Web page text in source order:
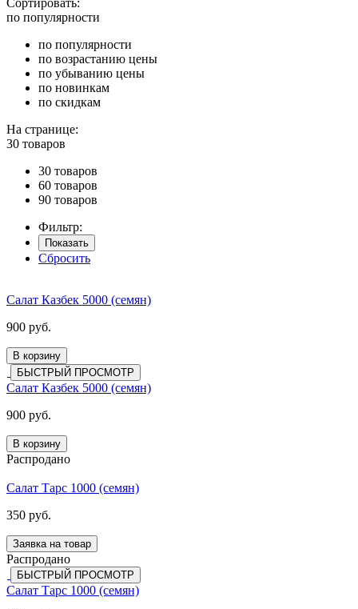
по популярности
по популярности
по возрастанию цены
по убыванию цены
по новинкам
по скидкам
На странице:
30 товаров
30 товаров
60 товаров
90 товаров
Фильтр:
Показать
Сбросить
Салат Казбек 5000 (семян)
900 руб.
В корзину
БЫСТРЫЙ ПРОСМОТР
Салат Казбек 5000 (семян)
900 руб.
В корзину
Распродано
Салат Тарс 1000 (семян)
350 руб.
Заявка на товар
Распродано
БЫСТРЫЙ ПРОСМОТР
Салат Тарс 1000 (семян)